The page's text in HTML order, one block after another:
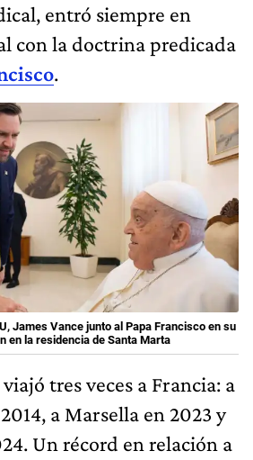
entró siempre en
con la doctrina predicada
.
James Vance junto al Papa Francisco en su
en la residencia de Santa Marta
tres veces a Francia: a
a Marsella en 2023 y
Un récord en relación a